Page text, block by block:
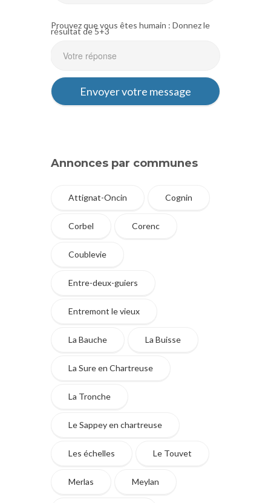
Prouvez que vous êtes humain : Donnez le
résultat de 5+3
Annonces par communes
Attignat-Oncin Cognin
Corbel Corenc
Coublevie
Entre-deux-guiers
Entremont le vieux
La Bauche La Buisse
La Sure en Chartreuse
La Tronche
Le Sappey en chartreuse
Les échelles Le Touvet
Merlas Meylan